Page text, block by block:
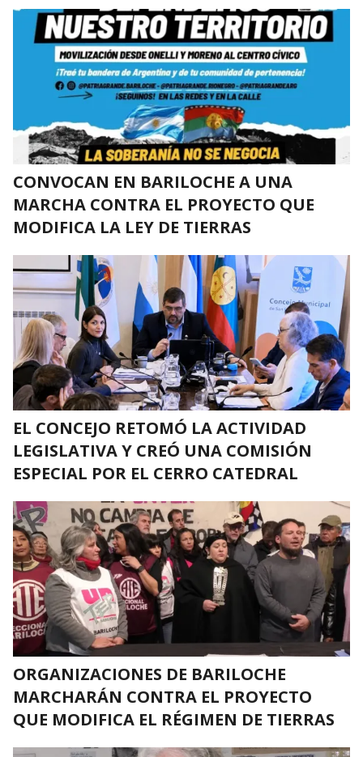
CONVOCAN EN BARILOCHE A UNA
MARCHA CONTRA EL PROYECTO QUE
MODIFICA LA LEY DE TIERRAS
EL CONCEJO RETOMÓ LA ACTIVIDAD
LEGISLATIVA Y CREÓ UNA COMISIÓN
ESPECIAL POR EL CERRO CATEDRAL
ORGANIZACIONES DE BARILOCHE
MARCHARÁN CONTRA EL PROYECTO
QUE MODIFICA EL RÉGIMEN DE TIERRAS